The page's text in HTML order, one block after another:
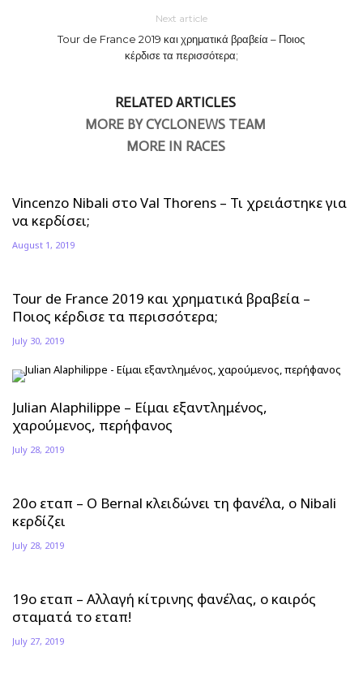
Next article
Tour de France 2019 και χρηματικά βραβεία – Ποιος
κέρδισε τα περισσότερα;
RELATED ARTICLES
MORE BY CYCLONEWS TEAM
MORE IN RACES
Vincenzo Nibali στο Val Thorens – Τι χρειάστηκε για
να κερδίσει;
August 1, 2019
Tour de France 2019 και χρηματικά βραβεία –
Ποιος κέρδισε τα περισσότερα;
July 30, 2019
Julian Alaphilippe – Είμαι εξαντλημένος,
χαρούμενος, περήφανος
July 28, 2019
20ο εταπ – Ο Bernal κλειδώνει τη φανέλα, ο Nibali
κερδίζει
July 28, 2019
19ο εταπ – Αλλαγή κίτρινης φανέλας, ο καιρός
σταματά το εταπ!
July 27, 2019